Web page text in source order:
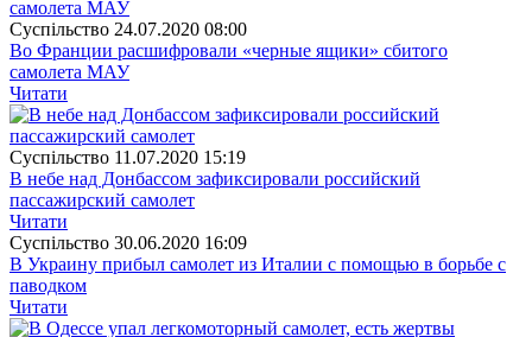
Суспiльство 24.07.2020 08:00
Во Франции расшифровали «черные ящики» сбитого
самолета МАУ
Читати
Суспiльство 11.07.2020 15:19
В небе над Донбассом зафиксировали российский
пассажирский самолет
Читати
Суспiльство 30.06.2020 16:09
В Украину прибыл самолет из Италии с помощью в борьбе с
паводком
Читати